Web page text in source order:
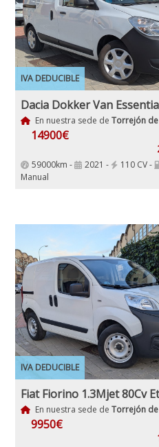
IVA DEDUCIBLE
En nuestra sede de Torrejón
14900€
59000km - 2021 - 110 CV -
Manual
IVA DEDUCIBLE
En nuestra sede de Torrejón
9950€